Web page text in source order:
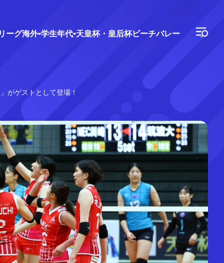
ーグ海外 学生年代 天皇杯・皇后杯ビーチバレー
がゲストとして登場！